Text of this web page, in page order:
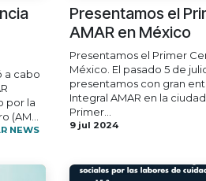
a cabo
por la
(AM...
NEWS
Presentamos el
AMAR en México
Presentamos el Primer
México. El pasado 5 de
presentamos con gran
Integral AMAR en la
Primer...
9 jul 2024